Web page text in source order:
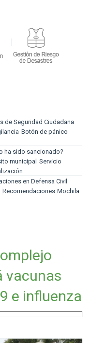
de Seguridad Ciudadana
Botón de pánico
ha sido sancionado?
municipal Servicio
en Defensa Civil
Recomendaciones Mochila
vacunas
e influenza